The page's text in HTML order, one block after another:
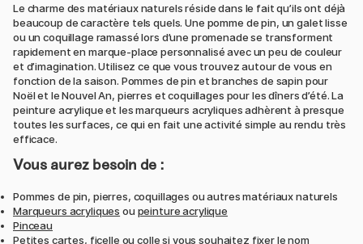
Le charme des matériaux naturels réside dans le fait qu’ils ont déjà
beaucoup de caractère tels quels. Une pomme de pin, un galet lisse
ou un coquillage ramassé lors d’une promenade se transforment
rapidement en marque-place personnalisé avec un peu de couleur
et d’imagination. Utilisez ce que vous trouvez autour de vous en
fonction de la saison. Pommes de pin et branches de sapin pour
Noël et le Nouvel An, pierres et coquillages pour les dîners d’été. La
peinture acrylique et les marqueurs acryliques adhèrent à presque
toutes les surfaces, ce qui en fait une activité simple au rendu très
efficace.
Vous aurez besoin de :
Pommes de pin, pierres, coquillages ou autres matériaux naturels
Marqueurs acryliques ou peinture acrylique
Pinceau
Petites cartes, ficelle ou colle si vous souhaitez fixer le nom